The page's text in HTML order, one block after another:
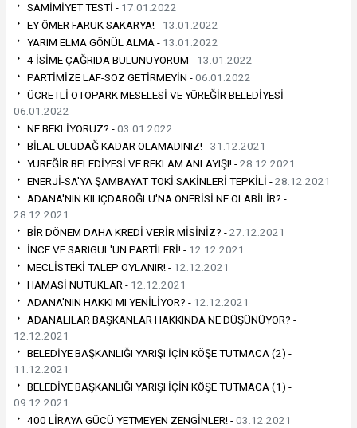
SAMİMİYET TESTİ - 17.01.2022
EY ÖMER FARUK SAKARYA! - 13.01.2022
YARIM ELMA GÖNÜL ALMA - 13.01.2022
4 İSİME ÇAĞRIDA BULUNUYORUM - 13.01.2022
PARTİMİZE LAF-SÖZ GETİRMEYİN -06.01.2022
ÜCRETLİ OTOPARK MESELESİ VE YÜREĞİR BELEDİYESİ -
06.01.2022
NE BEKLİYORUZ? -03.01.2022
BİLAL ULUDAĞ KADAR OLAMADINIZ! -31.12.2021
YÜREĞİR BELEDİYESİ VE REKLAM ANLAYIŞI! -28.12.2021
ENERJİ-SA'YA ŞAMBAYAT TOKİ SAKİNLERİ TEPKİLİ -28.12.2021
ADANA'NIN KILIÇDAROĞLU'NA ÖNERİSİ NE OLABİLİR? -
28.12.2021
BİR DÖNEM DAHA KREDİ VERİR MİSİNİZ? -27.12.2021
İNCE VE SARIGÜL'ÜN PARTİLERİ! - 12.12.2021
MECLİSTEKİ TALEP OYLANIR! - 12.12.2021
HAMASİ NUTUKLAR - 12.12.2021
ADANA'NIN HAKKI MI YENİLİYOR? - 12.12.2021
ADANALILAR BAŞKANLAR HAKKINDA NE DÜŞÜNÜYOR? -
12.12.2021
BELEDİYE BAŞKANLIĞI YARIŞI İÇİN KÖŞE TUTMACA (2) -
11.12.2021
BELEDİYE BAŞKANLIĞI YARIŞI İÇİN KÖŞE TUTMACA (1) -
09.12.2021
400 LİRAYA GÜCÜ YETMEYEN ZENGİNLER! -03.12.2021